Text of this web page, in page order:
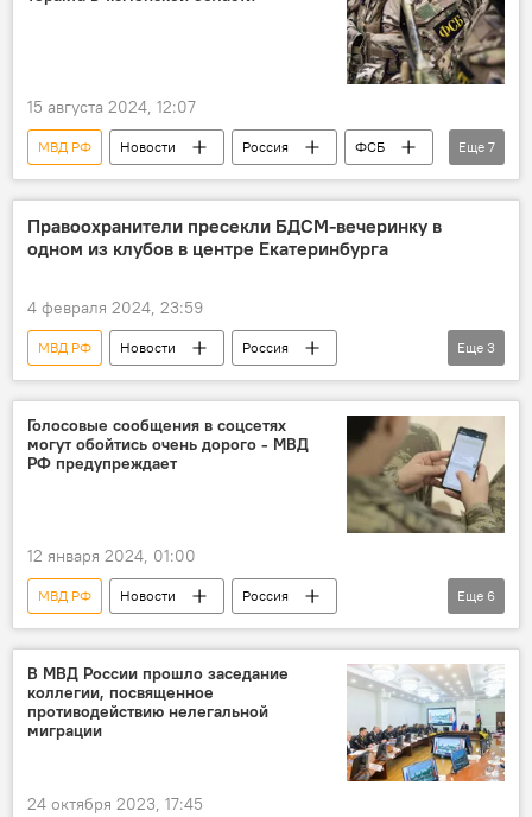
Изменения в законодательство
Кодекс об административных правонарушениях
15 августа 2024, 12:07
МВД РФ Новости Россия
ФСБ
СК РФ
Теракт
Предотвращение
Предотвращение терактов
Обезвреживание
Взрывное устройство
Тюмень
Еще 7
Правоохранители пресекли БДСМ-вечеринку в
одном из клубов в центре Екатеринбурга
4 февраля 2024, 23:59
МВД РФ Новости
Россия
Екатеринбург
Вечеринка
рейды полиции
Еще 3
Голосовые сообщения в соцсетях
могут обойтись очень дорого - МВД
РФ предупреждает
12 января 2024, 01:00
МВД РФ Новости
Россия
Предупреждение
Мошенники
Соцсети
WhatsApp
искусственный интеллект
Еще 6
В МВД России прошло заседание
коллегии, посвященное
противодействию нелегальной
миграции
24 октября 2023, 17:45